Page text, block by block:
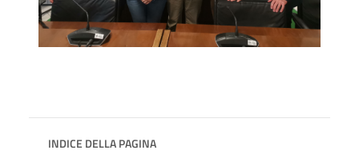
INDICE DELLA PAGINA